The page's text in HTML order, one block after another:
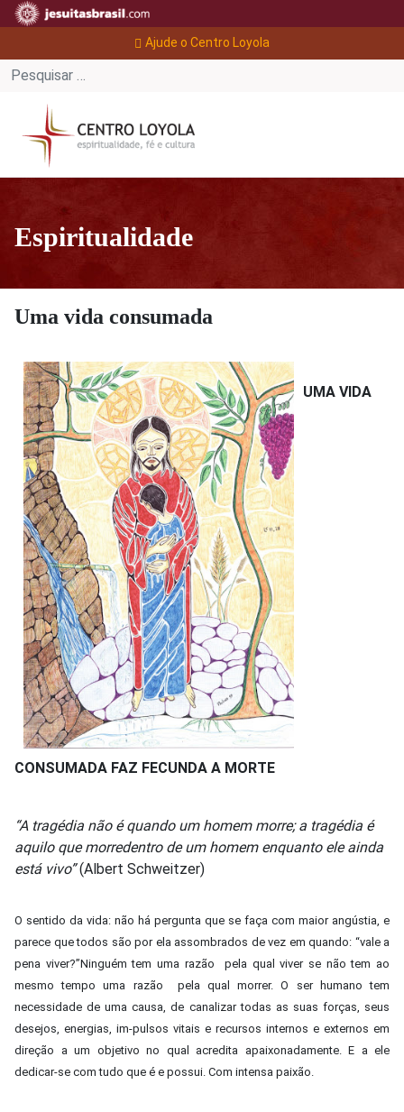
Ajude o Centro Loyola
Espiritualidade
Uma vida consumada
UMA VIDA
CONSUMADA FAZ FECUNDA A MORTE
“A tragédia não é quando um homem morre; a tragédia é
aquilo que morredentro de um homem enquanto ele ainda
está vivo”(Albert Schweitzer)
O sentido da vida: não há pergunta que se faça com maior angústia, e
parece que todos são por ela assombrados de vez em quando: “vale a
pena viver?”Ninguém tem uma razão pela qual viver se não tem ao
mesmo tempo uma razão pela qual morrer. O ser humano tem
necessidade de uma causa, de canalizar todas as suas forças, seus
desejos, energias, im-pulsos vitais e recursos internos e externos em
direção a um objetivo no qual acredita apaixonadamente. E a ele
dedicar-se com tudo que é e possui. Com intensa paixão.